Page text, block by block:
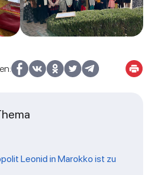
Leonid in Marokko ist zu